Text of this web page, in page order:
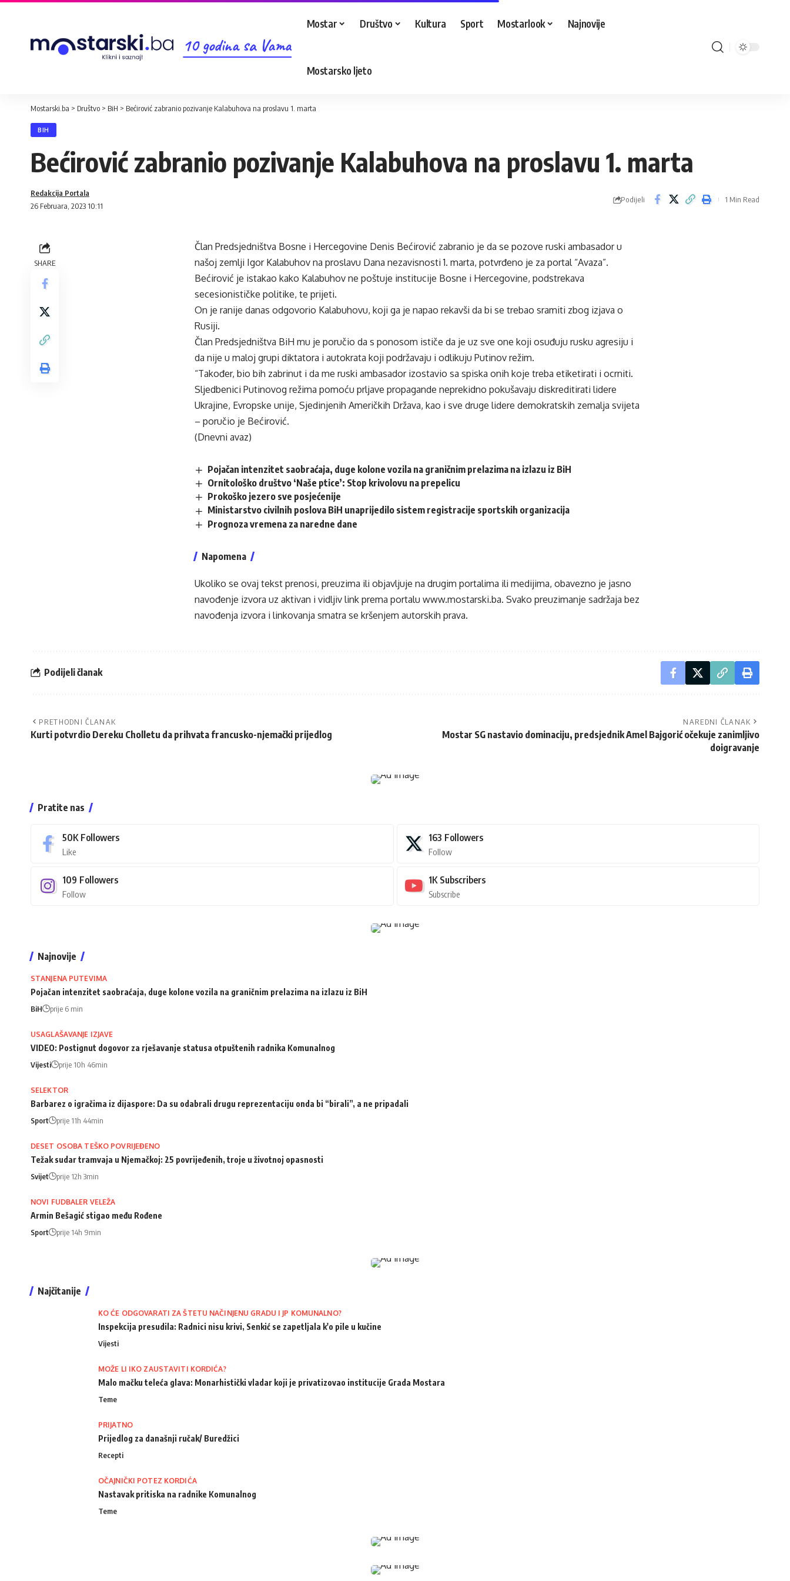
10 godina sa Vama
Mostar Društvo Kultura Sport Mostarlook Najnovije
Mostarsko ljeto
Mostarski.ba > Društvo > BiH > Bećirović zabranio pozivanje Kalabuhova na proslavu 1. marta
BIH
Bećirović zabranio pozivanje Kalabuhova na proslavu 1. marta
26 Februara, 2023 10:11
Redakcija Portala
Podijeli 1 Min Read
SHARE
Član Predsjedništva Bosne i Hercegovine Denis Bećirović zabranio je da se pozove ruski ambasador u
našoj zemlji Igor Kalabuhov na proslavu Dana nezavisnosti 1. marta, potvrđeno je za portal “Avaza”.
Bećirović je istakao kako Kalabuhov ne poštuje institucije Bosne i Hercegovine, podstrekava
secesionističke politike, te prijeti.
On je ranije danas odgovorio Kalabuhovu, koji ga je napao rekavši da bi se trebao sramiti zbog izjava o
Rusiji.
Član Predsjedništva BiH mu je poručio da s ponosom ističe da je uz sve one koji osuđuju rusku agresiju i
da nije u maloj grupi diktatora i autokrata koji podržavaju i odlikuju Putinov režim.
“Također, bio bih zabrinut i da me ruski ambasador izostavio sa spiska onih koje treba etiketirati i ocrniti.
Sljedbenici Putinovog režima pomoću prljave propagande neprekidno pokušavaju diskreditirati lidere
Ukrajine, Evropske unije, Sjedinjenih Američkih Država, kao i sve druge lidere demokratskih zemalja svijeta
– poručio je Bećirović.
(Dnevni avaz)
Pojačan intenzitet saobraćaja, duge kolone vozila na graničnim prelazima na izlazu iz BiH
Ornitološko društvo ‘Naše ptice’: Stop krivolovu na prepelicu
Prokoško jezero sve posjećenije
Ministarstvo civilnih poslova BiH unaprijedilo sistem registracije sportskih organizacija
Prognoza vremena za naredne dane
Napomena
Ukoliko se ovaj tekst prenosi, preuzima ili objavljuje na drugim portalima ili medijima, obavezno je jasno
navođenje izvora uz aktivan i vidljiv link prema portalu www.mostarski.ba. Svako preuzimanje sadržaja bez
navođenja izvora i linkovanja smatra se kršenjem autorskih prava.
Podijeli članak
PRETHODNI ČLANAK
Kurti potvrdio Dereku Cholletu da prihvata francusko-njemački prijedlog
NAREDNI ČLANAK
Mostar SG nastavio dominaciju, predsjednik Amel Bajgorić očekuje zanimljivo
doigravanje
Pratite nas
50K Followers
Like
163 Followers
Follow
109 Followers
Follow
1K Subscribers
Subscribe
Najnovije
STANJENA PUTEVIMA
Pojačan intenzitet saobraćaja, duge kolone vozila na graničnim prelazima na izlazu iz BiH
BiH prije 6 min
USAGLAŠAVANJE IZJAVE
VIDEO: Postignut dogovor za rješavanje statusa otpuštenih radnika Komunalnog
Vijesti prije 10h 46min
SELEKTOR
Barbarez o igračima iz dijaspore: Da su odabrali drugu reprezentaciju onda bi “birali”, a ne pripadali
Sport prije 11h 44min
DESET OSOBA TEŠKO POVRIJEĐENO
Težak sudar tramvaja u Njemačkoj: 25 povrijeđenih, troje u životnoj opasnosti
Svijet prije 12h 3min
NOVI FUDBALER VELEŽA
Armin Bešagić stigao među Rođene
Sport prije 14h 9min
Najčitanije
KO ĆE ODGOVARATI ZA ŠTETU NAČINJENU GRADU I JP KOMUNALNO?
Inspekcija presudila: Radnici nisu krivi, Senkić se zapetljala k'o pile u kučine
Vijesti
MOŽE LI IKO ZAUSTAVITI KORDIĆA?
Malo mačku teleća glava: Monarhistički vladar koji je privatizovao institucije Grada Mostara
Teme
PRIJATNO
Prijedlog za današnji ručak/ Buredžici
Recepti
OČAJNIČKI POTEZ KORDIĆA
Nastavak pritiska na radnike Komunalnog
Teme